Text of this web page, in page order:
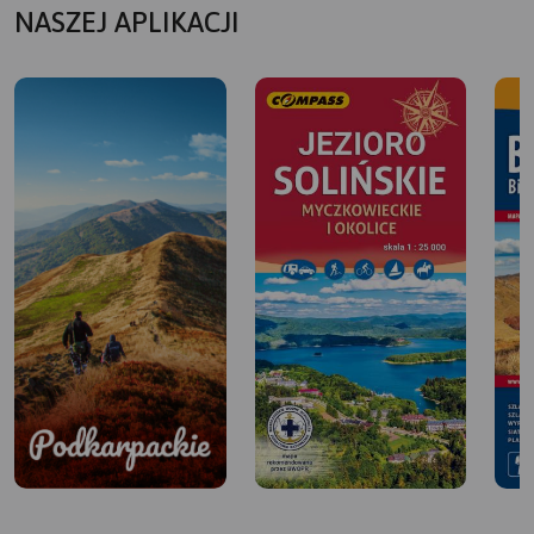
na Przełęcz nad Stężnicą (660 m), skąd roztacza się widok
na pasmo Durnej i Łopiennika oraz Korbanię. Dalej
prawo szutrówkach niegdyś ciągnęła się zabudowa
dawnych wsi Radziejowa i Tyskowa. Mijamy przysiółek
Wola Górzańska. Jeszcze kilometr i wjeżdżamy do
Górzanki. Tu zamykamy pętlę i przyjemnym zjazdem
wracamy do Wołkowyi.
ATRAKCJE NA TRASIE:
Dawna cerkiew w Górzance – drewniana trójdzielna
świątynia wzniesiona została w latach 1713–1718 w
konstrukcji zrębowej. Kryje w swoim wnętrzu prawdziwy
unikat – jedyny w Karpatach płaskorzeźbiony ikonostas z
1752 r. z większością zachowanych ikon, które jednak na
przestrzeni minionych lat zdemontowano i porozwieszano
na ścianach. Dziś świątynia pełni funkcję
NASZEJ APLIKACJI